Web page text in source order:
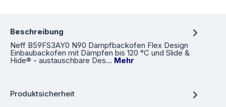
Beschreibung
Neff B59FS3AY0 N90 Dampfbackofen Flex Design
Einbaubackofen mit Dämpfen bis 120 °C und Slide &
Hide® - austauschbare Des… Mehr
Produktsicherheit